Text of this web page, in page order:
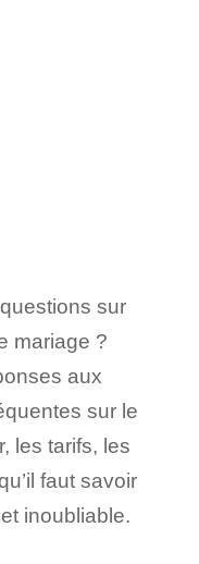
sur
mariage ?
aux
sur le
les tarifs, les
faut savoir
inoubliable.